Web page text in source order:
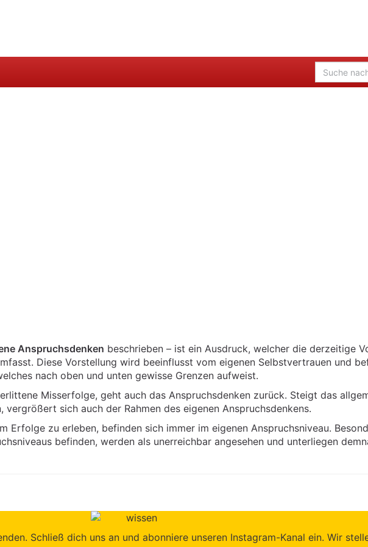
Anspruchsdenken beschrieben – ist ein Ausdruck, welcher die derzeitige
Diese Vorstellung wird beeinflusst vom eigenen Selbstvertrauen und
nach oben und unten gewisse Grenzen aufweist.
Misserfolge, geht auch das Anspruchsdenken zurück. Steigt das
sich auch der Rahmen des eigenen Anspruchsdenkens.
Erfolge zu erleben, befinden sich immer im eigenen Anspruchsniveau.
befinden, werden als unerreichbar angesehen und unterliegen
Schließ dich uns an und abonniere unseren Instagram-Kanal ein. Wir